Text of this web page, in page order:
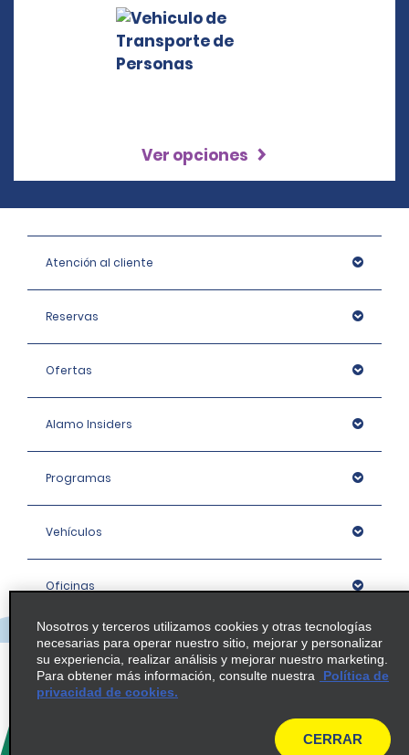
Ver opciones
Atención al cliente
Reservas
Ofertas
Alamo Insiders
Programas
Vehículos
Oficinas
Empresa
Política / Mapa del sitio
Nosotros y terceros utilizamos cookies y otras tecnologías
necesarias para operar nuestro sitio, mejorar y personalizar
su experiencia, realizar análisis y mejorar nuestro marketing.
Para obtener más información, consulte nuestra
Política de
privacidad de cookies.
CERRAR